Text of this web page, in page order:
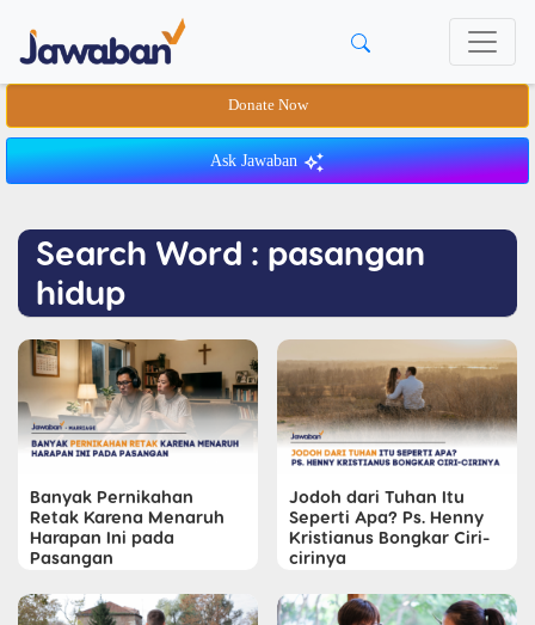
Donate Now
Ask Jawaban
Search Word : pasangan
hidup
Banyak Pernikahan
Retak Karena Menaruh
Harapan Ini pada
Pasangan
Jodoh dari Tuhan Itu
Seperti Apa? Ps. Henny
Kristianus Bongkar Ciri-
cirinya